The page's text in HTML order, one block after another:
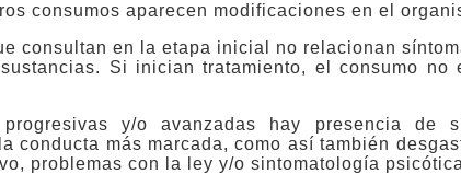
consumos aparecen modificaciones en el
consultan en la etapa inicial no relacionan
Si inician tratamiento, el consumo
y/o avanzadas hay presencia de
conducta más marcada, como así también
problemas con la ley y/o sintomatología